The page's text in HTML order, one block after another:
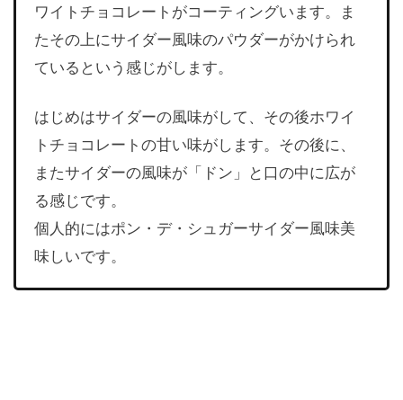
ワイトチョコレートがコーティングいます。ま
たその上にサイダー風味のパウダーがかけられ
ているという感じがします。
はじめはサイダーの風味がして、その後ホワイ
トチョコレートの甘い味がします。その後に、
またサイダーの風味が「ドン」と口の中に広が
る感じです。
個人的にはポン・デ・シュガーサイダー風味美
味しいです。